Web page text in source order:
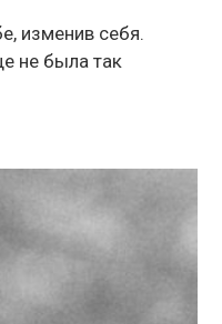
изменив себя.
не была так